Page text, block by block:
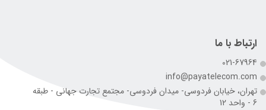
ارتباط با ما
021-67964
info@payatelecom.com
تهران، خیابان فردوسی- میدان فردوسی- مجتمع تجارت جهانی - طبقه
6 - واحد 12